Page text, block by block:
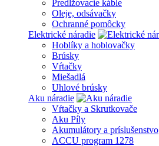
Predlžovacie káble
Oleje, odsávačky
Ochranné pomôcky
Elektrické náradie
Hoblíky a hoblovačky
Brúsky
Vŕtačky
Miešadlá
Uhlové brúsky
Aku náradie
Vŕtačky a Skrutkovače
Aku Píly
Akumulátory a príslušenstvo
ACCU program 1278